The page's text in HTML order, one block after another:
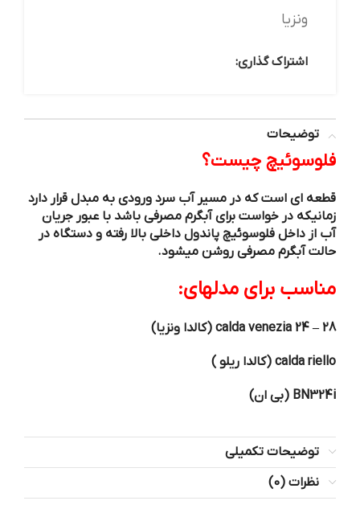
ونزیا
اشتراک گذاری:
توضیحات
فلوسوئیچ چیست؟
قطعه ای است که در مسیر آب سرد ورودی به مبدل قرار دارد
زمانیکه در خواست برای آبگرم مصرفی باشد با عبور جریان
آب از داخل فلوسوئیچ پاندول داخلی بالا رفته و دستگاه در
حالت آبگرم مصرفی روشن میشود.
مناسب برای مدلهای:
calda venezia 24 – 28 (کالدا ونزیا)
calda riello (کالدا ریلو )
BN324i (بی ان)
توضیحات تکمیلی
نظرات (0)